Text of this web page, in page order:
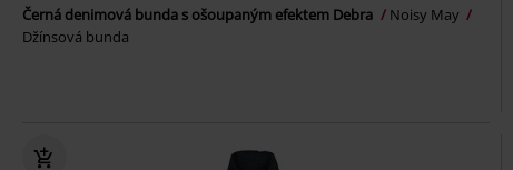
Černá denimová bunda s ošoupaným efektem Debra
Noisy May
Džínsová bunda